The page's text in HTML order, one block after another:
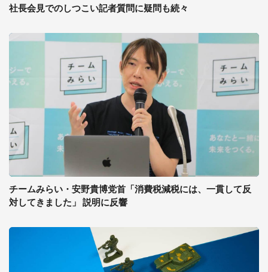
社長会見でのしつこい記者質問に疑問も続々
チームみらい・安野貴博党首「消費税減税には、一貫して反
対してきました」 説明に反響